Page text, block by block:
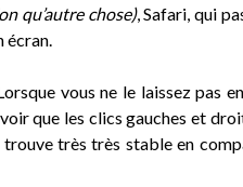
qu’autre chose), Safari, qui
écran.
vous ne le laissez pas
que les clics gauches et
très très stable en